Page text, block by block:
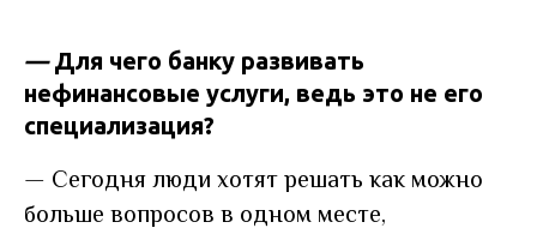
—Для чего банку развивать
нефинансовые услуги, ведь это не его
специализация?
— Сегодня люди хотят решать как можно
больше вопросов в одном месте,